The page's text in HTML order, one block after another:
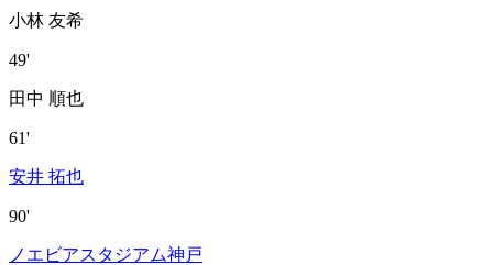
小林 友希
49'
田中 順也
61'
安井 拓也
90'
ノエビアスタジアム神戸